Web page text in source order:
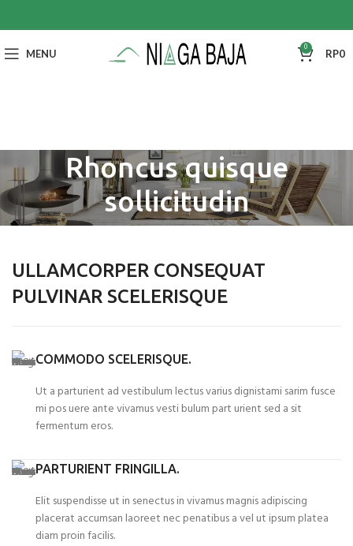
MENU 0 RP0
Rhoncus quisque
sollicitudin
ULLAMCORPER CONSEQUAT
PULVINAR SCELERISQUE
COMMODO SCELERISQUE.
Ut a parturient ad vestibulum lectus varius dignistami sarim fusce
mi pos uere ante vivamus vesti bulum part urient sed a sit
fermentum eros.
PARTURIENT FRINGILLA.
Elit suspendisse ut in senectus in vivamus magnis adipiscing
placerat accumsan laoreet nec penatibus a vel ut ipsum platea
diam proin facilis.